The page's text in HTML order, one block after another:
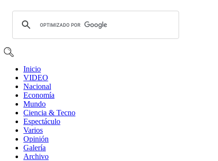
Inicio
VIDEO
Nacional
Economía
Mundo
Ciencia & Tecno
Espectáculo
Varios
Opinión
Galería
Archivo